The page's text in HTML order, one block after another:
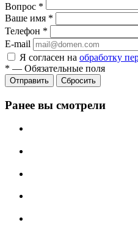
Вопрос *
Ваше имя *
Телефон *
E-mail
Я согласен на обработку
* — Обязательные поля
Сбросить
Ранее вы смотрели